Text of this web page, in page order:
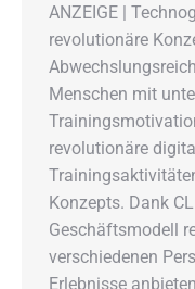
ANZEIGE |
revolutionäre
Menschen mit
revolutionäre
Konzepts. Dank
Geschäftsmodell
verschiedenen
Erlebnisse